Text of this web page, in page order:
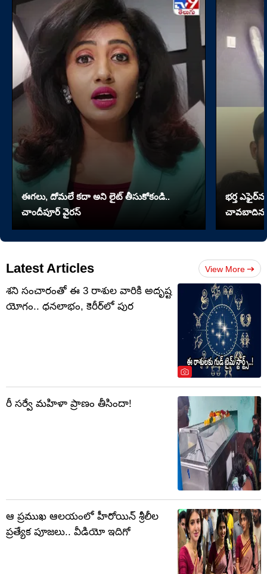
ఈగలు, దోమలే కదా అని లైట్ తీసుకోకండి..
చాందీపూర్ వైరస్
భర్త
చావబాదిన
Latest Articles View More
శని సంచారంతో ఈ 3 రాశుల వారికి అదృష్ట
యోగం.. ధనలాభం, కెరీర్‌లో పుర
రీ సర్వే మహిళా ప్రాణం తీసిందా!
ఆ ప్రముఖ ఆలయంలో హీరోయిన్ శ్రీలీల
ప్రత్యేక పూజలు.. వీడియో ఇదిగో